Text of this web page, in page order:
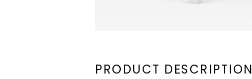
PRODUCT DESCRIPTION